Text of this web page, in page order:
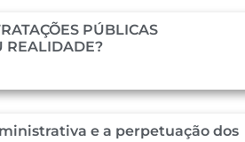
PÚBLICAS
REALIDADE?
e a perpetuação dos